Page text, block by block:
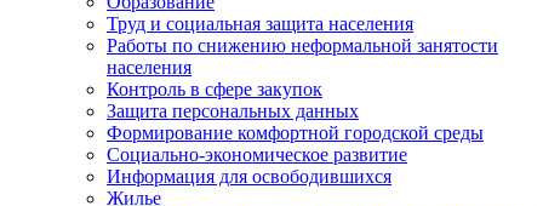
Труд и социальная защита населения
Работы по снижению неформальной занятости
населения
Контроль в сфере закупок
Защита персональных данных
Формирование комфортной городской среды
Социально-экономическое развитие
Информация для освободившихся
Жилье